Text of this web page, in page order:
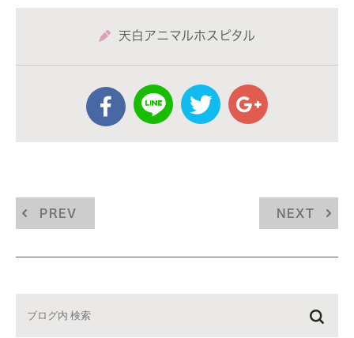
天白アニマルホスピタル
PREV NEXT